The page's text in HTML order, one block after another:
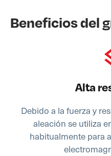
Beneficios del
Alta
Debido a la fuerza y
aleación se utiliza
habitualmente para